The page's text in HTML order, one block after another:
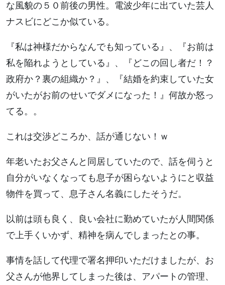
な風貌の５０前後の男性。電波少年に出ていた芸人
ナスビにどこか似ている。
『私は神様だからなんでも知っている』、『お前は
私を陥れようとしている』、『どこの回し者だ！？
政府か？裏の組織か？』、『結婚を約束していた女
がいたがお前のせいでダメになった！』何故か怒っ
てる。。
これは交渉どころか、話が通じない！ｗ
年老いたお父さんと同居していたので、話を伺うと
自分がいなくなっても息子が困らないようにと収益
物件を買って、息子さん名義にしたそうだ。
以前は頭も良く、良い会社に勤めていたが人間関係
で上手くいかず、精神を病んでしまったとの事。
事情を話して代理で署名押印いただけましたが、お
父さんが他界してしまった後は、アパートの管理、